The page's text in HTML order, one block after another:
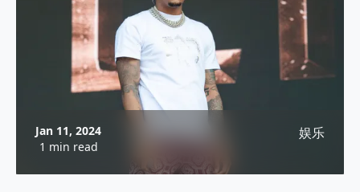
Jan 11, 2024
1 min read
娱乐